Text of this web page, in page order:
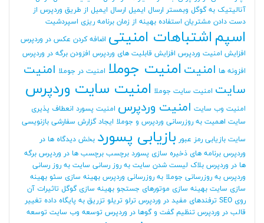
آنالیتیک به گوگل وبمستر ارسال ایمیل ارسال ایمیل از طریق وردپرس از
دست دادن مشتریان استفاده بهینه از زمان برنامه ریزی اسپردشیت
اسپم اشتباهات امنیتی اضافه کردن عکس در وردپرس
افزایش امنیت وردپرس افزایش قابلیت های وردپرس افزودن برگه در وردپرس
افزونه ها امنیت امنیت جوملا امنیت در جوملا امنیت
سایت امنیت سایت جوملا امنیت سایت وردپرس
امنیت وب سایت امنیت وردپرس امنیت پسورد انعطاف پذیری
سایت اهمیت به روزرسانی وردپرس و جوملا ایجاد گزارش سفارشی بازنویسی
سایت بازیابی رمز عبور بازیابی پسورد بخش دیدگاه ها در
وردپرس برنامه های ذخیره سازی پسورد برچسب برچسب ها در وردپرس برگه
ها در وردپرس بلاک لیست شدن سایت به روز رسانی سایت به روز رسانی
وردپرس به روزرسانی جوملا به روزرسانی وردپرس بهینه سازی سئو بهینه
سازی سایت بهینه سازی موتورهای جستجو بهینه سازی گوگل تاثیرات آن
روی SEO
ترفندهای مفید در وردپرس ترلو تریلو تزریق به پایگاه داده تغییر
قالب در وردپرس تنظیم گفت و گوها در وردپرس توسعه وب سایت توسعه